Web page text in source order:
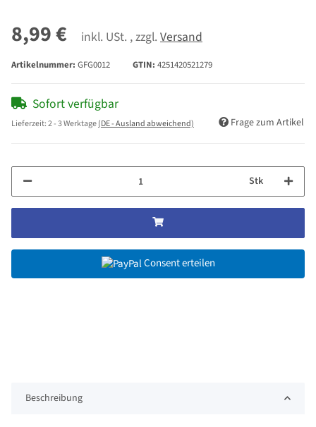
8,99 € inkl. USt. , zzgl. Versand
Artikelnummer: GFG0012 GTIN: 4251420521279
Sofort verfügbar
Lieferzeit:2 - 3 Werktage(DE - Ausland abweichend) Frage zum Artikel
Stk
Consent erteilen
Beschreibung